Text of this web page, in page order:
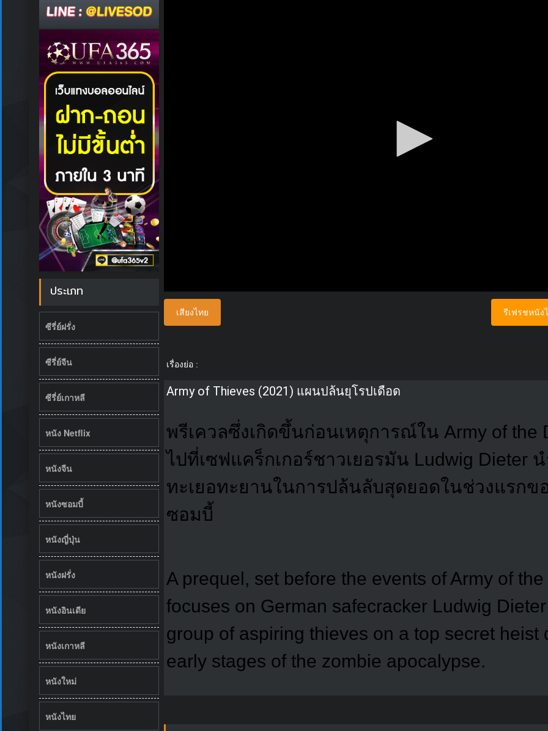
ประเภท
ซีรี่ย์ฝรั่ง
ซีรี่ย์จีน
ซีรี่ย์เกาหลี
หนัง Netflix
หนังจีน
หนังซอมบี้
หนังญี่ปุ่น
หนังฝรั่ง
หนังอินเดีย
หนังเกาหลี
หนังใหม่
หนังไทย
เสียงไทย รีเฟรชหนัง
เรื่องย่อ :
Army of Thieves (2021) แผนปล้นยุโรปเดือด
พรีเควลซึ่งเกิดขึ้นก่อนเหตุการณ์ใน Army of the
ไปที่เซฟแคร็กเกอร์ชาวเยอรมัน Ludwig Dieter
ทะเยอทะยานในการปล้นลับสุดยอดในช่วงแรกขอ
ซอมบี้
A prequel, set before the events of Army of
focuses on German safecracker Ludwig
group of aspiring thieves on a top secret heist
early stages of the zombie apocalypse.